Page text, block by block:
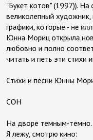
"Букет котов" (1997)).
великолепный художник,
графики, которые - не
Юнна Мориц открыла
любовно и полно
читать и петь эти стихи
Стихи и песни Юнны
СОН
На дворе темным-темно.
Я лежу, смотрю кино: